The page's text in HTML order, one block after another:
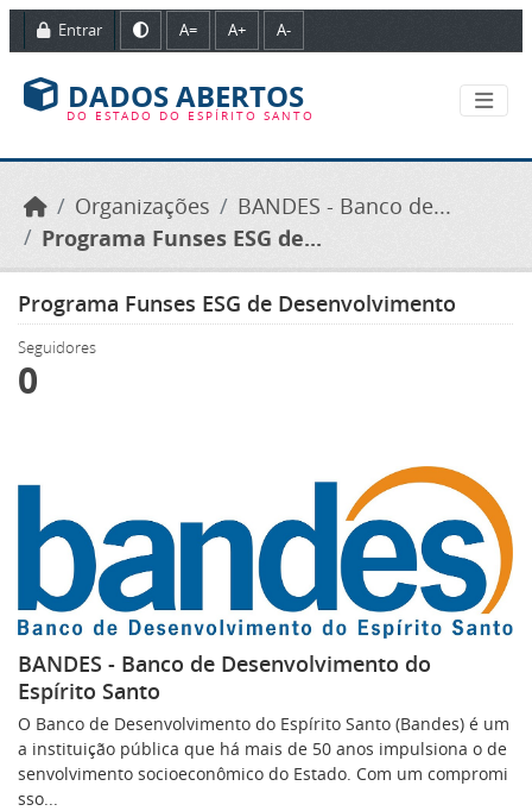
Ir para o conteúdo principal
Entrar A= A+ A-
DADOS ABERTOS
DO ESTADO DO ESPÍRITO SANTO
Organizações BANDES - Banco de...
Programa Funses ESG de...
Programa Funses ESG de Desenvolvimento
Seguidores
0
BANDES - Banco de Desenvolvimento do
Espírito Santo
O Banco de Desenvolvimento do Espírito Santo (Bandes) é um
a instituição pública que há mais de 50 anos impulsiona o de
senvolvimento socioeconômico do Estado. Com um compromi
sso...